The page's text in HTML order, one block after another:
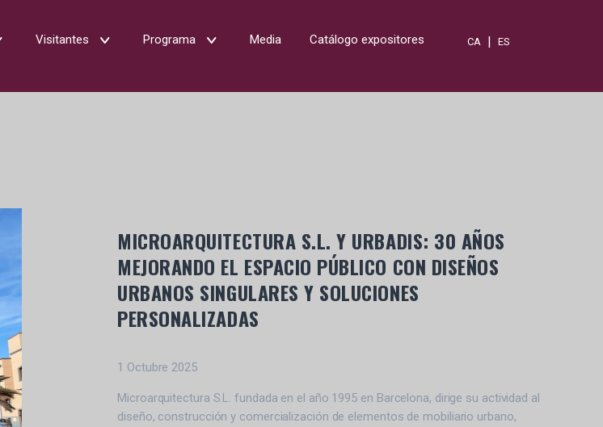
Visitantes Programa Media Catálogo expositores CA |ES
MICROARQUITECTURA S.L. Y URBADIS: 30 AÑOS
MEJORANDO EL ESPACIO PÚBLICO CON DISEÑOS
URBANOS SINGULARES Y SOLUCIONES
PERSONALIZADAS
1 Octubre 2025
Microarquitectura S.L. fundada en el año 1995 en Barcelona, dirige su actividad al
diseño, construcción y comercialización de elementos de mobiliario urbano,